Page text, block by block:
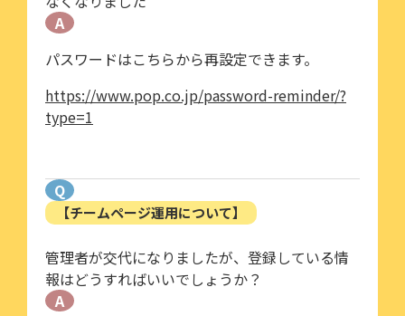
A
パスワードはこちらから再設定できます。
https://www.pop.co.jp/password-reminder/?
type=1
Q
【チームページ運用について】
管理者が交代になりましたが、登録している情
報はどうすればいいでしょうか？
A